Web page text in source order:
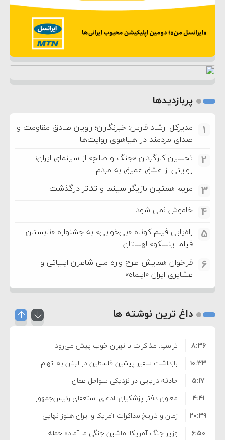
پربازدیدها
1
مدیرکل ارشاد فارس: خبرنگاران؛ راویان صادق مقاومت و
صدای مردمند در هیاهوی روایت‌ها
2
تحسین کارگردان «جنگ و صلح» از سینمای ایران؛
روایتی از عشق عمیق به مردم
3 مریم همتیان بازیگر سینما و تئاتر درگذشت
4 خاموش نمی شود
5
راه‌یابی فیلم کوتاه «بی‌خوابی» به جشنواره «تابستان
فیلم اینسکو» لهستان
6
فراخوان همایش طرح واره ملی شاعران ایلیاتی و
عشایری ایران «ایلماه»
داغ ترین نوشته ها
ترامپ: مذاکرات با تهران خوب پیش می‌رود
۸:۳۶
بازداشت سفیر پیشین فلسطین در لبنان به اتهام
فساد و اختلاس اموال
۱۰:۳۳
حادثه دریایی در نزدیکی سواحل عمان
۵:۱۷
معاون دفتر پزشکیان: ادعای استعفای رئیس‌جمهور
واهی و کذب محض است
۴:۴۱
زمان و تاریخ مذاکرات آمریکا و ایران هنوز نهایی
نشده است
۲۰:۳۹
وزیر جنگ آمریکا: ماشین جنگی ما آماده حمله
۶:۵۰